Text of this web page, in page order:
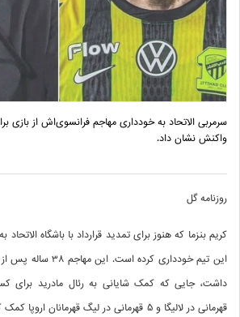
سرمربی الاتحاد به خودداری مهاجم فرانسوی‌اش از بازی
واکنش نشان داد.
روزنامه گل
کریم بنزما که هنوز برای تمدید قرارداد با باشگاه الاتحاد
این تیم خودداری کرده